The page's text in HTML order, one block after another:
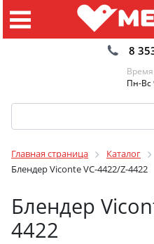
8
Пн-Вс
Главная страница Каталог
Блендер Viconte VC-4422/Z-4422
Блендер
4422